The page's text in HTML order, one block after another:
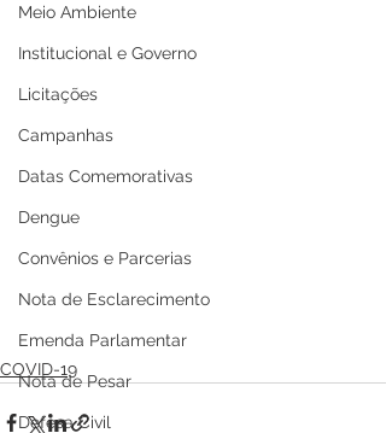
Meio Ambiente
Institucional e Governo
Licitações
Campanhas
Datas Comemorativas
Dengue
Convênios e Parcerias
Nota de Esclarecimento
Emenda Parlamentar
Nota de Pesar
Defesa Civil
COVID-19